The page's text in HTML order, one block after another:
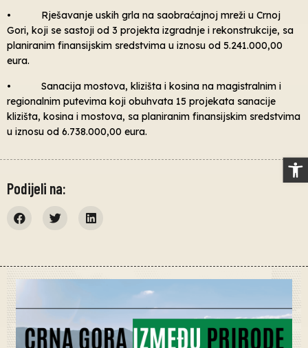
• Rješavanje uskih grla na saobraćajnoj mreži u Crnoj
Gori, koji se sastoji od 3 projekta izgradnje i rekonstrukcije, sa
planiranim finansijskim sredstvima u iznosu od 5.241.000,00
eura.
• Sanacija mostova, klizišta i kosina na magistralnim i
regionalnim putevima koji obuhvata 15 projekata sanacije
klizišta, kosina i mostova, sa planiranim finansijskim sredstvima
u iznosu od 6.738.000,00 eura.
Podijeli na: